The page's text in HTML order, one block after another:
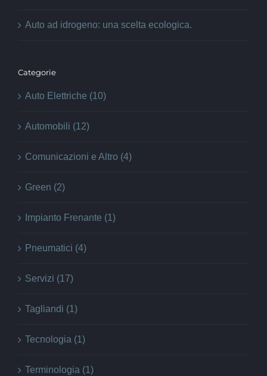
Auto ad idrogeno: una scelta ecologica.
Categorie
Auto Elettriche (10)
Automobili (12)
Comunicazioni e Altro (4)
Green (2)
Impianto Frenante (1)
Pneumatici (4)
Servizi (17)
Tagliandi (1)
Tecnologia (1)
Terminologia (1)